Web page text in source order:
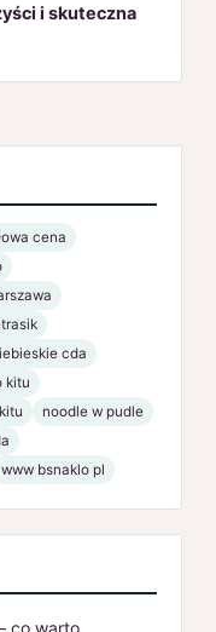
i skuteczna
cena
cda
kitu
noodle w pudle
www bsnaklo pl
co warto